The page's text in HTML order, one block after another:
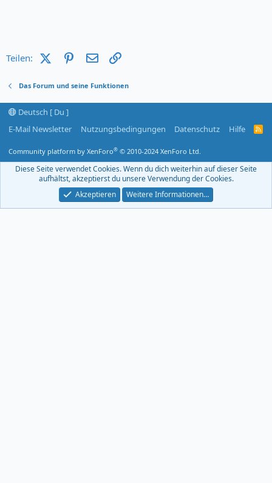
Teilen: X (Twitter)PinterestE-Mail
Das Forum und seine Funktionen
Deutsch [ Du ]
E-Mail Newsletter
Nutzungsbedingungen Datenschutz Hilfe
R
F
Community platform by XenForo® © 2010-2024 XenForo Ltd.
Diese Seite verwendet Cookies. Wenn du dich weiterhin auf dieser Seite
aufhältst, akzeptierst du unsere Verwendung der Cookies.
Akzeptieren
Weitere Informationen…